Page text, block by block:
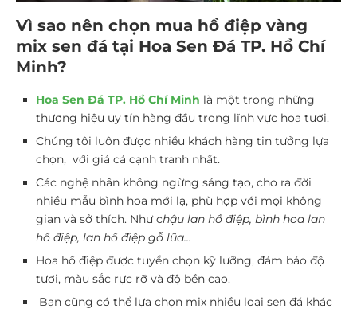
Vì sao nên chọn mua hồ điệp vàng
mix sen đá tại Hoa Sen Đá TP. Hồ Chí
Minh?
Hoa Sen Đá TP. Hồ Chí Minh là một trong những
thương hiệu uy tín hàng đầu trong lĩnh vực hoa tươi.
Chúng tôi luôn được nhiều khách hàng tin tưởng lựa
chọn, với giá cả cạnh tranh nhất.
Các nghệ nhân không ngừng sáng tạo, cho ra đời
nhiều mẫu bình hoa mới lạ, phù hợp với mọi không
gian và sở thích. Như chậu lan hồ điệp, bình hoa lan
hồ điệp, lan hồ điệp gỗ lũa…
Hoa hồ điệp được tuyển chọn kỹ lưỡng, đảm bảo độ
tươi, màu sắc rực rỡ và độ bền cao.
Bạn cũng có thể lựa chọn mix nhiều loại sen đá khác